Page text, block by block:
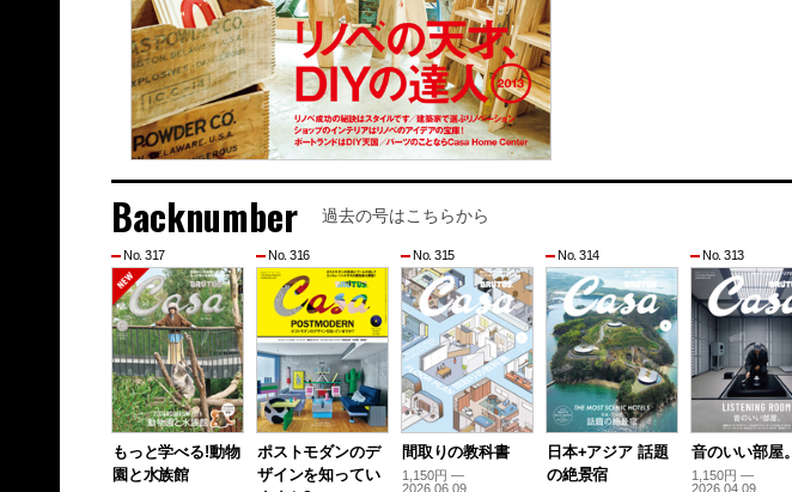
Backnumber 過去の号はこちらから
No. 317
もっと学べる!動物
園と水族館
No. 316
ポストモダンのデ
ザインを知ってい
No. 315
間取りの教科書
1,150円 —
2026.06.09
No. 314
日本+アジア 話題
の絶景宿
No. 313
音のいい部屋。
1,150円 —
2026.04.09